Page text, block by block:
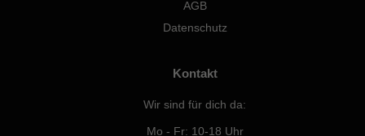
AGB
Datenschutz
Kontakt
Wir sind für dich da:
Mo - Fr: 10-18 Uhr